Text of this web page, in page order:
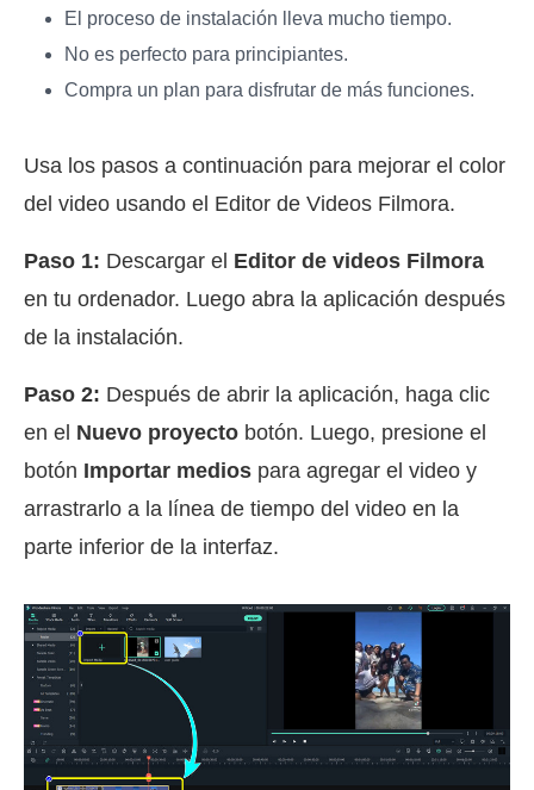
El proceso de instalación lleva mucho tiempo.
No es perfecto para principiantes.
Compra un plan para disfrutar de más funciones.
Usa los pasos a continuación para mejorar el color
del video usando el Editor de Videos Filmora.
Paso 1: Descargar el Editor de videos Filmora
en tu ordenador. Luego abra la aplicación después
de la instalación.
Paso 2: Después de abrir la aplicación, haga clic
en el Nuevo proyecto botón. Luego, presione el
botón Importar medios para agregar el video y
arrastrarlo a la línea de tiempo del video en la
parte inferior de la interfaz.